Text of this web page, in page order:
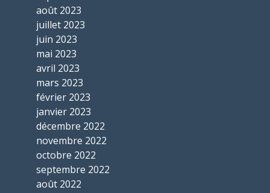
août 2023
juillet 2023
juin 2023
mai 2023
avril 2023
mars 2023
février 2023
janvier 2023
décembre 2022
novembre 2022
octobre 2022
septembre 2022
août 2022